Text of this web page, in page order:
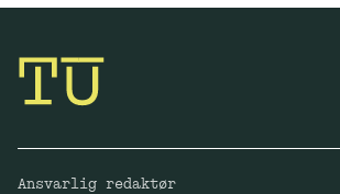
Ansvarlig redaktør